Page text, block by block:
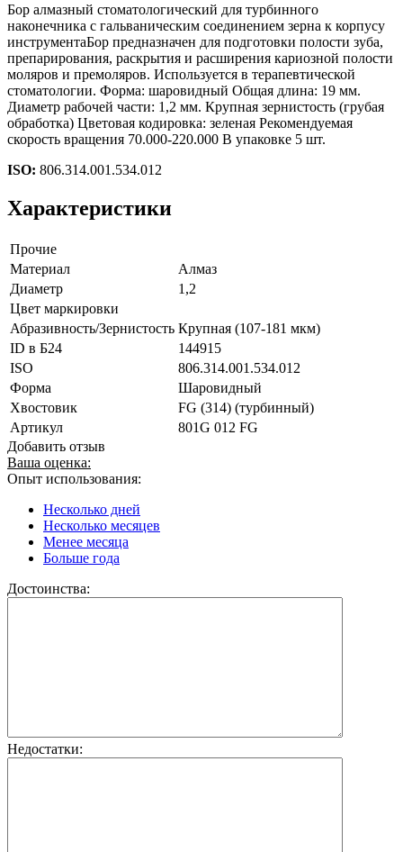
Бор алмазный стоматологический для турбинного
наконечника с гальваническим соединением зерна к корпусу
инструментаБор предназначен для подготовки полости зуба,
препарирования, раскрытия и расширения кариозной полости
моляров и премоляров. Используется в терапевтической
стоматологии. Форма: шаровидный Общая длина: 19 мм.
Диаметр рабочей части: 1,2 мм. Крупная зернистость (грубая
обработка) Цветовая кодировка: зеленая Рекомендуемая
скорость вращения 70.000-220.000 В упаковке 5 шт.
ISO: 806.314.001.534.012
Характеристики
Прочие
Материал
Алмаз
Диаметр
1,2
Цвет маркировки
Абразивность/Зернистость Крупная (107-181 мкм)
ID в Б24
144915
ISO
806.314.001.534.012
Форма
Шаровидный
Хвостовик
FG (314) (турбинный)
Артикул
801G 012 FG
Добавить отзыв
Ваша оценка:
Опыт использования:
Несколько дней
Несколько месяцев
Менее месяца
Больше года
Достоинства:
Недостатки: